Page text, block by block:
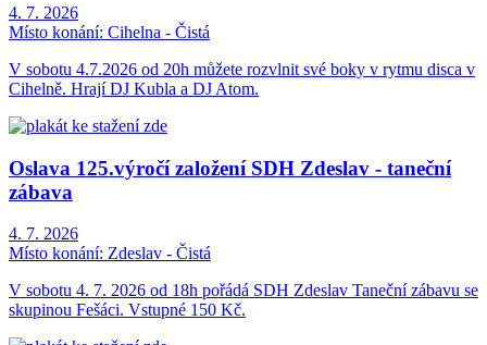
4. 7. 2026
Místo konání: Cihelna - Čistá
V sobotu 4.7.2026 od 20h můžete rozvlnit své boky v rytmu disca v
Cihelně. Hrají DJ Kubla a DJ Atom.
Oslava 125.výročí založení SDH Zdeslav - taneční
zábava
4. 7. 2026
Místo konání: Zdeslav - Čistá
V sobotu 4. 7. 2026 od 18h pořádá SDH Zdeslav Taneční zábavu se
skupinou Fešáci. Vstupné 150 Kč.